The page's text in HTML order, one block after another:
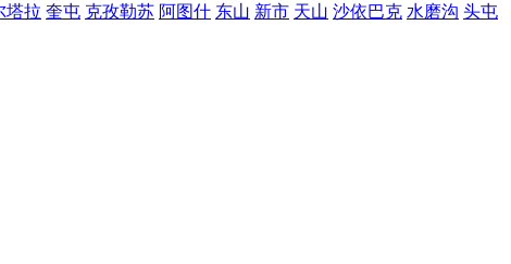
塔拉 奎屯 克孜勒苏 阿图什 东山 新市 天山 沙依巴克 水磨沟 头屯